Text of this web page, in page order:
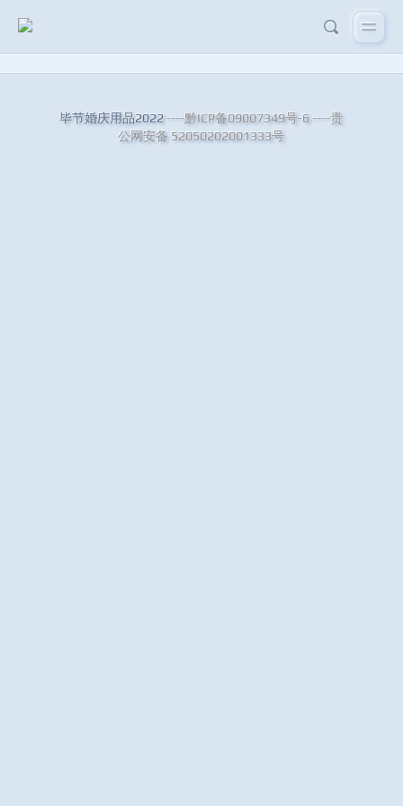
毕节婚庆用品2022----黔ICP备09007349号-6 ----贵
公网安备 52050202001333号